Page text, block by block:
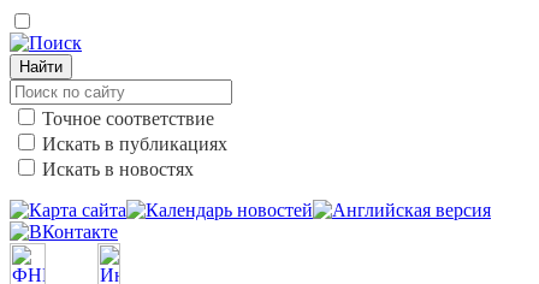
Найти
Точное соответствие
Искать в публикациях
Искать в новостях